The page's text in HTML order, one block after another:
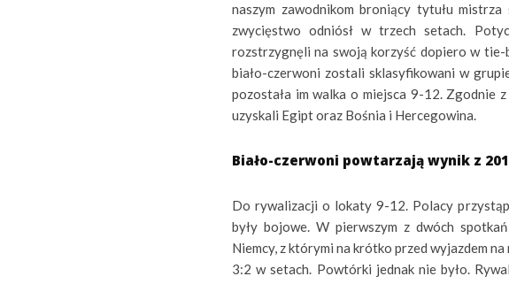
naszym zawodnikom broniący tytułu
zwycięstwo odniósł w trzech setach.
rozstrzygnęli na swoją korzyść dopiero w tie-
biało-czerwoni zostali sklasyfikowani w
pozostała im walka o miejsca 9-12. Zgodnie
uzyskali Egipt oraz Bośnia i Hercegowina.
Biało-czerwoni powtarzają wynik z
Do rywalizacji o lokaty 9-12. Polacy
były bojowe. W pierwszym z dwóch
Niemcy, z którymi na krótko przed wyjazdem
3:2 w setach. Powtórki jednak nie było.